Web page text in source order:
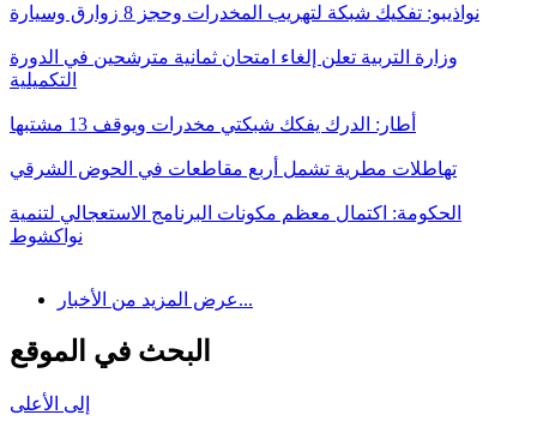
نواذيبو: تفكيك شبكة لتهريب المخدرات وحجز 8 زوارق وسيارة
وزارة التربية تعلن إلغاء امتحان ثمانية مترشحين في الدورة
التكميلية
أطار: الدرك يفكك شبكتي مخدرات ويوقف 13 مشتبها
تهاطلات مطرية تشمل أربع مقاطعات في الحوض الشرقي
الحكومة: اكتمال معظم مكونات البرنامج الاستعجالي لتنمية
نواكشوط
عرض المزيد من الأخبار...
البحث في الموقع
إلى الأعلى